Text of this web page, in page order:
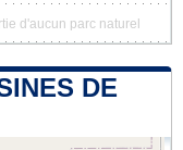
d'aucun parc naturel
DE